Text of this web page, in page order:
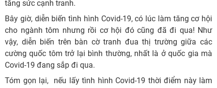
tăng sức cạnh tranh.
Bây giờ, diễn biến tình hình Covid-19, có lúc làm tăng cơ hội
cho ngành tôm nhưng rồi cơ hội đó cũng đã đi qua! Như
vậy, diễn biến trên bàn cờ tranh đua thị trường giữa các
cường quốc tôm trở lại bình thường, nhất là ở quốc gia mà
Covid-19 đang sắp đi qua.
Tóm gọn lại, nếu lấy tình hình Covid-19 thời điểm này làm